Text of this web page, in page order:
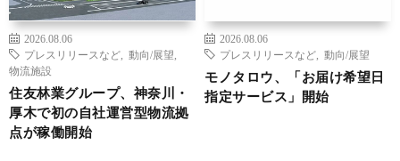
2026.08.06
プレスリリースなど
動向/展望
物流施設
住友林業グループ、神奈川・
厚木で初の自社運営型物流拠
点が稼働開始
2026.08.06
プレスリリースなど
動向/展望
モノタロウ、「お届け希望日
指定サービス」開始